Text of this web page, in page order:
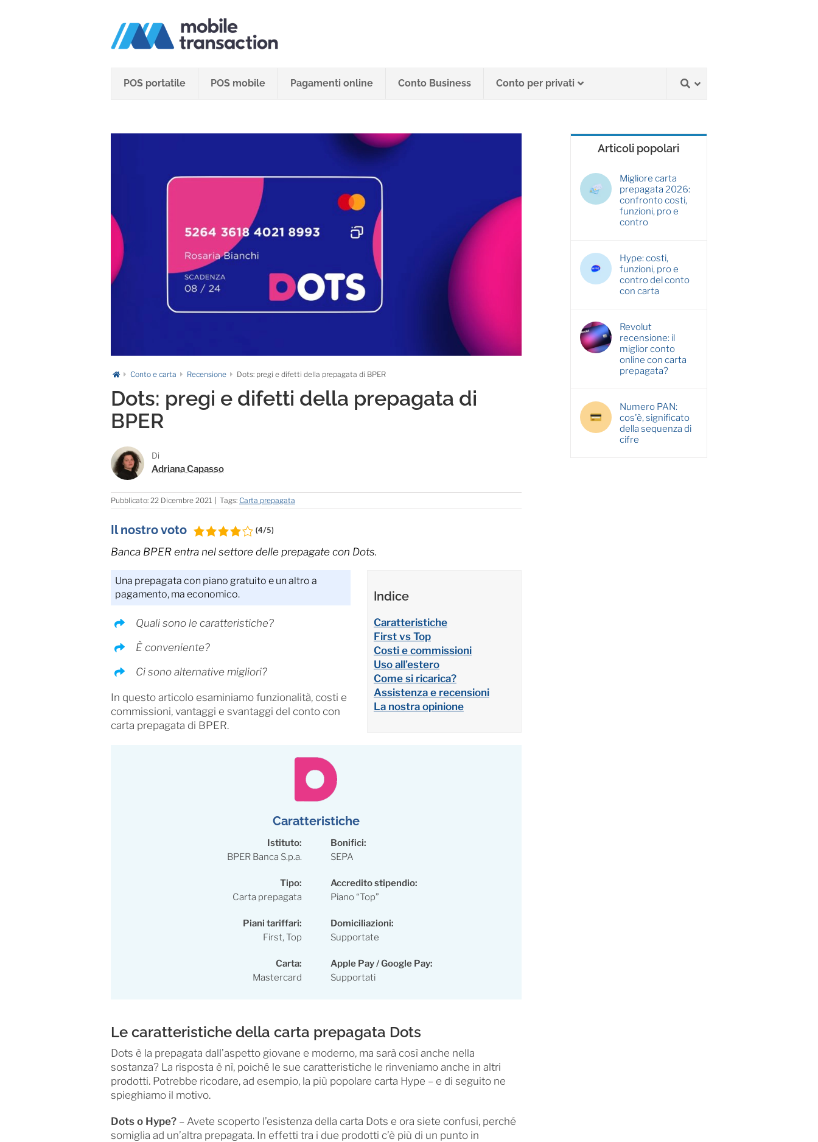
POS portatile POS mobile Pagamenti online Conto Business Conto per privati
Conto e carta Recensione Dots: pregi e difetti della prepagata di BPER
Dots: pregi e difetti della prepagata di
BPER
Di
Adriana Capasso
Pubblicato: 22 Dicembre 2021 Tags: Carta prepagata
Il nostro voto (4/5)
Banca BPER entra nel settore delle prepagate con Dots.
Una prepagata con piano gratuito e un altro a
pagamento, ma economico.
Quali sono le caratteristiche?
È conveniente?
Ci sono alternative migliori?
In questo articolo esaminiamo funzionalità, costi e
commissioni, vantaggi e svantaggi del conto con
carta prepagata di BPER.
Indice
Caratteristiche
First vs Top
Costi e commissioni
Uso all’estero
Come si ricarica?
Assistenza e recensioni
La nostra opinione
Caratteristiche
Istituto:
BPER Banca S.p.a.
Tipo:
Carta prepagata
Piani tariffari:
First, Top
Carta:
Mastercard
Bonifici:
SEPA
Accredito stipendio:
Piano “Top”
Domiciliazioni:
Supportate
Apple Pay / Google Pay:
Supportati
Le caratteristiche della carta prepagata Dots
Dots è la prepagata dall’aspetto giovane e moderno, ma sarà così anche nella
sostanza? La risposta è nì, poiché le sue caratteristiche le rinveniamo anche in altri
prodotti. Potrebbe ricodare, ad esempio, la più popolare carta Hype – e di seguito ne
spieghiamo il motivo.
Dots o Hype?– Avete scoperto l’esistenza della carta Dots e ora siete confusi, perché
somiglia ad un’altra prepagata. In effetti tra i due prodotti c’è più di un punto in
Articoli popolari
Migliore carta
prepagata 2026:
confronto costi,
funzioni, pro e
contro
Hype: costi,
funzioni, pro e
contro del conto
con carta
Revolut
recensione: il
miglior conto
online con carta
prepagata?
Numero PAN:
cos'è, significato
della sequenza di
cifre